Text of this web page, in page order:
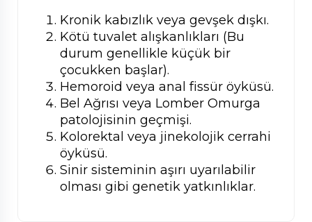
Kronik kabızlık veya gevşek dışkı.
Kötü tuvalet alışkanlıkları (Bu
durum genellikle küçük bir
çocukken başlar).
Hemoroid veya anal fissür öyküsü.
Bel Ağrısı veya Lomber Omurga
patolojisinin geçmişi.
Kolorektal veya jinekolojik cerrahi
öyküsü.
Sinir sisteminin aşırı uyarılabilir
olması gibi genetik yatkınlıklar.